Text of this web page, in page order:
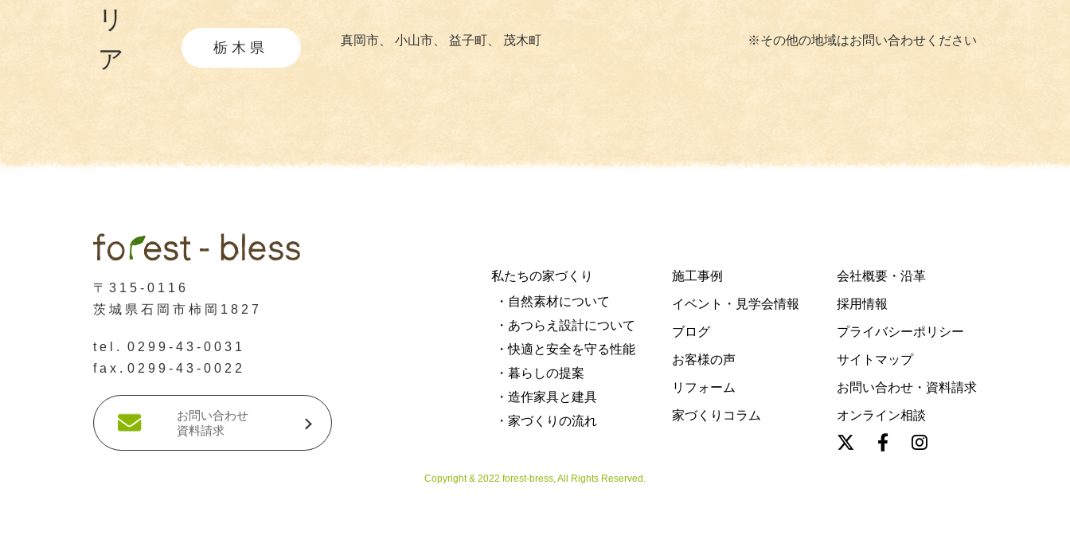
栃木県 真岡市、 小山市、 益子町、 茂木町 ※その他の地域はお問い合わせください
〒315-0116
茨城県石岡市柿岡1827
tel.
0299-43-0031
fax. 0299-43-0022
お問い合わせ
資料請求
私たちの家づくり
・自然素材について
・あつらえ設計について
・快適と安全を守る性能
・暮らしの提案
・造作家具と建具
・家づくりの流れ
施工事例
イベント・見学会情報
ブログ
お客様の声
リフォーム
家づくりコラム
会社概要・沿革
採用情報
プライバシーポリシー
サイトマップ
お問い合わせ・資料請求
オンライン相談
Copyright & 2022 forest-bress, All Rights Reserved.